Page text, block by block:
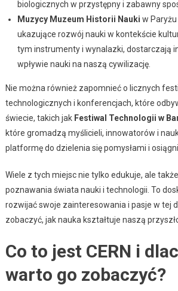
biologicznych w przystępny i zabawny
Muzycy Muzeum Historii Nauki w
ukazujące rozwój nauki w kontekście
tym instrumenty i wynalazki, dostarczają
wpływie nauki na naszą cywilizację.
Nie można również zapomnieć o licznych
technologicznych i konferencjach, które
świecie, takich jak Festiwal Technologii w
które gromadzą myślicieli, innowatorów i
platformę do dzielenia się pomysłami i
Wiele z tych miejsc nie tylko edukuje, ale
poznawania świata nauki i technologii. To
rozwijać swoje zainteresowania i pasje w tej
zobaczyć, jak nauka kształtuje naszą
Co to jest CERN i
warto go zobaczyć?